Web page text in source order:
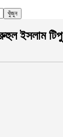
ইসলাম টিপু